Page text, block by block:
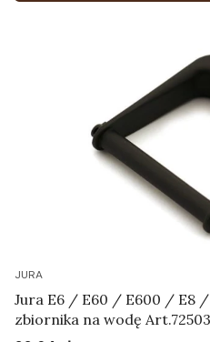
JURA
Jura E6 / E60 / E600 / E8
zbiornika na wodę Art.72503